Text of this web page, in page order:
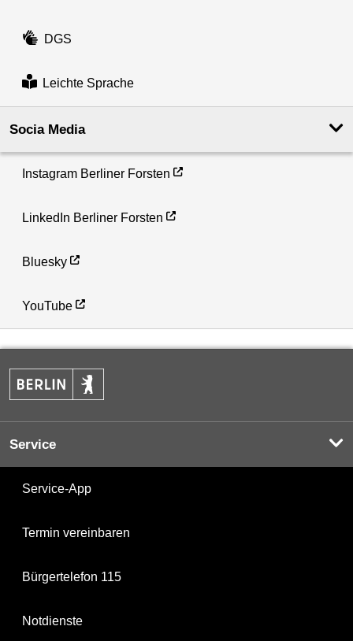
DGS
Leichte Sprache
Socia Media
Instagram Berliner Forsten
LinkedIn Berliner Forsten
Bluesky
YouTube
Service
Service-App
Termin vereinbaren
Bürgertelefon 115
Notdienste